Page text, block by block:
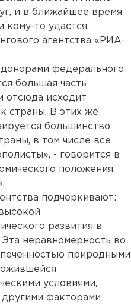
и в ближайшее время
кому-то удастся,
агентства «РИА-
федерального
большая часть
отсюда исходит
страны. В этих же
большинство
в том числе все
- говорится в
положения
подчеркивают:
развития в
неравномерность во
природными
условиями,
факторами